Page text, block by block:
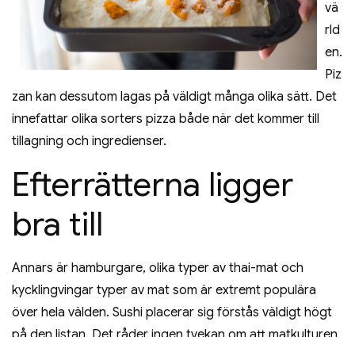
vä
rld
en.
Piz
zan kan dessutom lagas på väldigt många olika sätt. Det
innefattar olika sorters pizza både när det kommer till
tillagning och ingredienser.
Efterrätterna ligger
bra till
Annars är hamburgare, olika typer av thai-mat och
kycklingvingar typer av mat som är extremt populära
över hela välden. Sushi placerar sig förstås väldigt högt